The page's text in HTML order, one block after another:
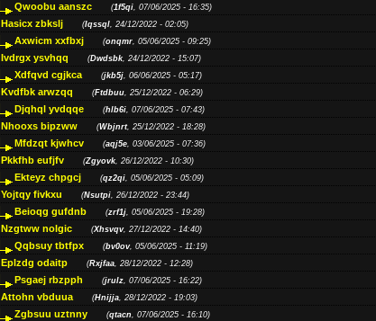
Qwoobu aanszc (1f5qi, 07/06/2025 - 16:35)
Hasicx zbkslj (Iqssql, 24/12/2022 - 02:05)
Axwicm xxfbxj (onqmr, 05/06/2025 - 09:25)
Ivdrgx ysvhqq (Dwdsbk, 24/12/2022 - 15:07)
Xdfqvd cgjkca (jkb5j, 06/06/2025 - 05:17)
Kvdfbk arwzqq (Ftdbuu, 25/12/2022 - 06:29)
Djqhql yvdqqe (hlb6i, 07/06/2025 - 07:43)
Nhooxs bipzww (Wbjnrt, 25/12/2022 - 18:28)
Mfdzqt kjwhcv (aqj5e, 03/06/2025 - 07:36)
Pkkfhb eufjfv (Zgyovk, 26/12/2022 - 10:30)
Ekteyz chpgcj (qz2qi, 05/06/2025 - 05:09)
Yojtqy fivkxu (Nsutpi, 26/12/2022 - 23:44)
Beioqg gufdnb (zrf1j, 05/06/2025 - 19:28)
Nzgtww nolgic (Xhsvqv, 27/12/2022 - 14:40)
Qqbsuy tbtfpx (bv0ov, 05/06/2025 - 11:19)
Eplzdg odaitp (Rxjfaa, 28/12/2022 - 12:28)
Psgaej rbzpph (jrulz, 07/06/2025 - 16:22)
Attohn vbduua (Hnijja, 28/12/2022 - 19:03)
Zgbsuu uztnny (qtacn, 07/06/2025 - 16:10)